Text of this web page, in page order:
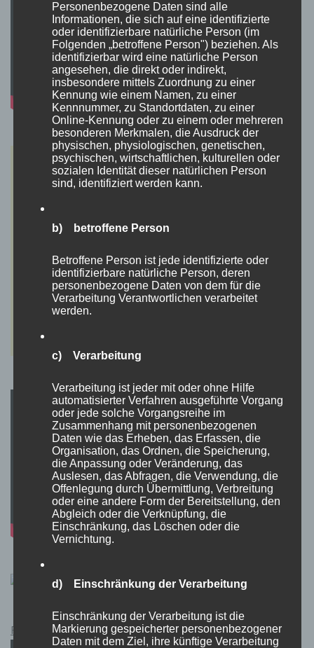
Pokémon Schwert und Schild Kauflink.>LINK<
Personenbezogene Daten sind alle
Informationen, die sich auf eine identifizierte
oder identifizierbare natürliche Person (im
Folgenden „betroffene Person") beziehen. Als
identifizierbar wird eine natürliche Person
angesehen, die direkt oder indirekt,
insbesondere mittels Zuordnung zu einer
Kennung wie einem Namen, zu einer
Kennnummer, zu Standortdaten, zu einer
Online-Kennung oder zu einem oder mehreren
besonderen Merkmalen, die Ausdruck der
physischen, physiologischen, genetischen,
psychischen, wirtschaftlichen, kulturellen oder
sozialen Identität dieser natürlichen Person
sind, identifiziert werden kann.
b) betroffene Person
Betroffene Person ist jede identifizierte oder
identifizierbare natürliche Person, deren
personenbezogene Daten von dem für die
Verarbeitung Verantwortlichen verarbeitet
werden.
c) Verarbeitung
Verarbeitung ist jeder mit oder ohne Hilfe
automatisierter Verfahren ausgeführte Vorgang
oder jede solche Vorgangsreihe im
Zusammenhang mit personenbezogenen
Daten wie das Erheben, das Erfassen, die
Organisation, das Ordnen, die Speicherung,
die Anpassung oder Veränderung, das
Auslesen, das Abfragen, die Verwendung, die
Offenlegung durch Übermittlung, Verbreitung
oder eine andere Form der Bereitstellung, den
Abgleich oder die Verknüpfung, die
Einschränkung, das Löschen oder die
Vernichtung.
d) Einschränkung der Verarbeitung
Einschränkung der Verarbeitung ist die
Markierung gespeicherter personenbezogener
Daten mit dem Ziel, ihre künftige Verarbeitung